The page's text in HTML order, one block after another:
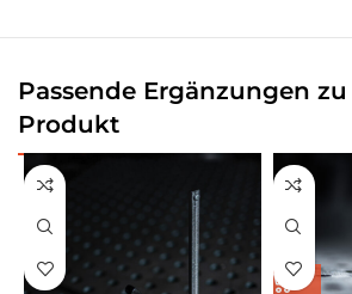
Passende Ergänzungen
Produkt